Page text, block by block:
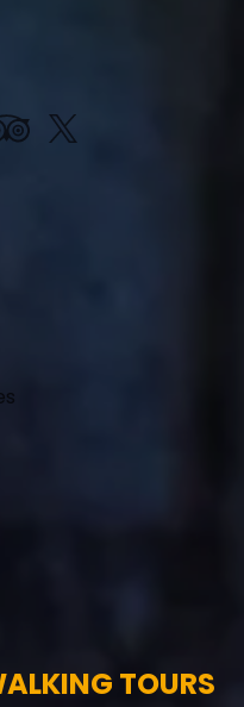
TOURS